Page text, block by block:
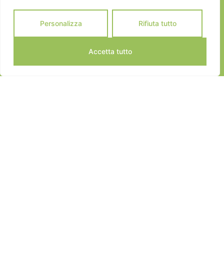
Personalizza Rifiuta tutto
Accetta tutto